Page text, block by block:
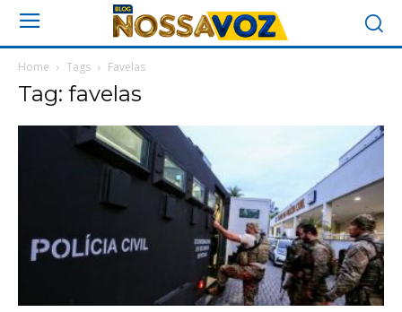
Home Tags Favelas
Tag: favelas